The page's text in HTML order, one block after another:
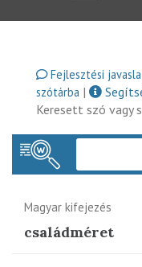
Fejlesztési
szótárba |
Keresett szó vagy
Magyar kifejezés
családméret